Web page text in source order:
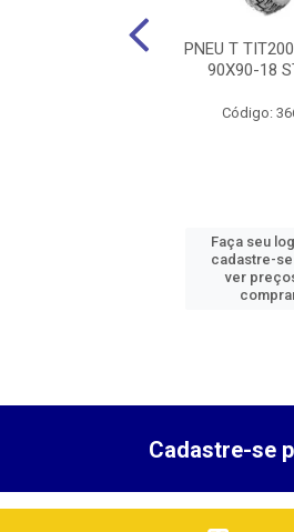
PNEU T
90X90-18
Código:
Faça seu
cadastre-
ver
Cadastre-se